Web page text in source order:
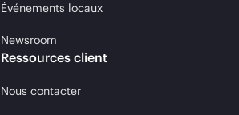
Événements locaux
Newsroom
Ressources client
Nous contacter